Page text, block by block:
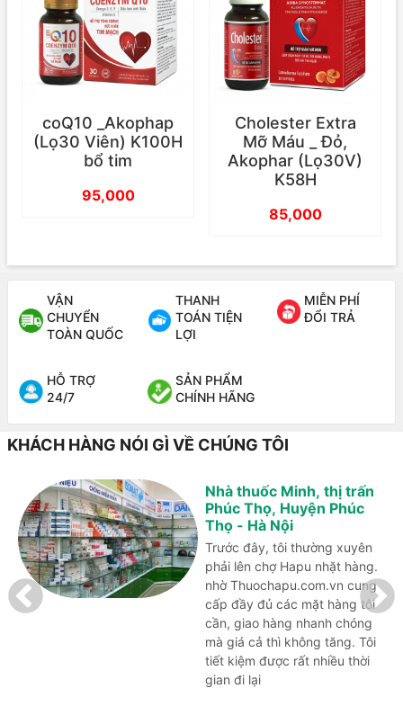
coQ10 _Akophap
(Lọ30 Viên) K100H
bổ tim
95,000
Cholester Extra
Mỡ Máu _ Đỏ,
Akophar (Lọ30V)
K58H
85,000
VẬN
CHUYỂN
TOÀN QUỐC
THANH
TOÁN TIỆN
LỢI
MIỄN PHÍ
ĐỔI TRẢ
HỖ TRỢ
24/7
SẢN PHẨM
CHÍNH HÃNG
KHÁCH HÀNG NÓI GÌ VỀ CHÚNG TÔI
Nhà thuốc Minh, thị trấn
Phúc Thọ, Huyện Phúc
Thọ - Hà Nội
Trước đây, tôi thường xuyên
phải lên chợ Hapu nhặt hàng.
nhờ Thuochapu.com.vn cung
cấp đầy đủ các mặt hàng tôi
cần, giao hàng nhanh chóng
mà giá cả thì không tăng. Tôi
tiết kiệm được rất nhiều thời
gian đi lại